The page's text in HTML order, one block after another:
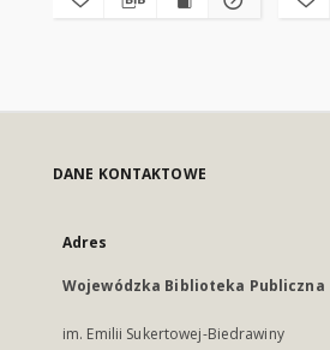
DANE KONTAKTOWE
Adres
Wojewódzka Biblioteka Publiczna
im. Emilii Sukertowej-Biedrawiny